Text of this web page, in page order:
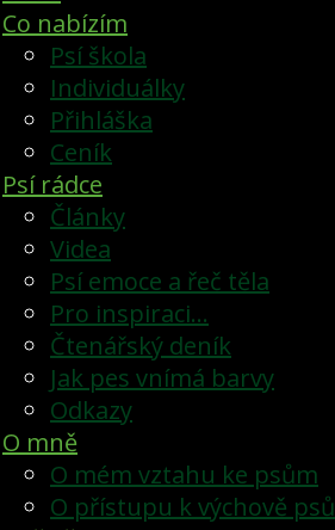
Co nabízím
Psí škola
Individuálky
Přihláška
Ceník
Psí rádce
Články
Videa
Psí emoce a řeč těla
Pro inspiraci…
Čtenářský deník
Jak pes vnímá barvy
Odkazy
O mně
O mém vztahu ke psům
O přístupu k výchově psů